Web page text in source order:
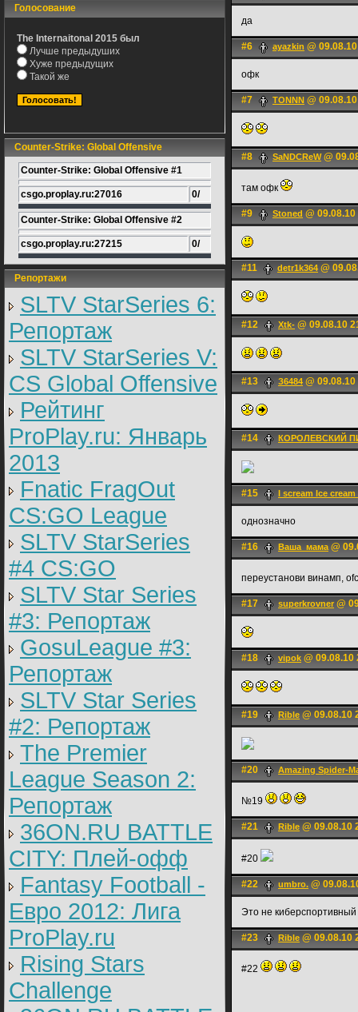
Голосование
The Internaitonal 2015 был
Лучше предыдуших
Хуже предыдущих
Такой же
Counter-Strike: Global Offensive
Counter-Strike: Global Offensive #1
csgo.proplay.ru:27016 0/
Counter-Strike: Global Offensive #2
csgo.proplay.ru:27215 0/
Репортажи
SLTV StarSeries 6:
Репортаж
SLTV StarSeries V:
CS Global Offensive
Рейтинг
ProPlay.ru: Январь
2013
Fnatic FragOut
CS:GO League
SLTV StarSeries
#4 CS:GO
SLTV Star Series
#3: Репортаж
GosuLeague #3:
Репортаж
SLTV Star Series
#2: Репортаж
The Premier
League Season 2:
Репортаж
36ON.RU BATTLE
CITY: Плей-офф
Fantasy Football -
Евро 2012: Лига
ProPlay.ru
Rising Stars
Challenge
да
#6 ayazkin @
офк
#7 TONNN @
#8 SaNDCReW@
там офк
#9 Stoned @
#11 detr1k364 @
#12 Xtk- @ 09.08.10
#13 З6484 @
#14 КОРОЛЕВСКИЙ
#15 I scream Ice
однозначно
#16 Ваша_мама@
переустанови винамп,
#17 superkrovner @
#18 vipok @ 09.08.10
#19 Rible @ 09.08.10
#20 Amazing Spider-
№19
#21 Rible @ 09.08.10
#20
#22 umbro. @
Это не
#23 Rible @ 09.08.10
#22